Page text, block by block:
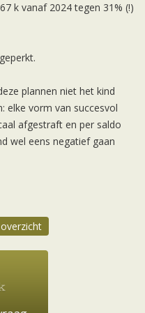
k vanaf 2024 tegen 31% (!)
plannen niet het kind
elke vorm van succesvol
afgestraft en per saldo
wel eens negatief gaan